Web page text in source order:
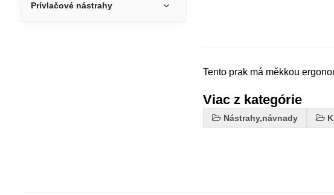
Tento prak má měkkou
Viac z kategórie
Nástrahy,návnady
Prívlačové nástrahy